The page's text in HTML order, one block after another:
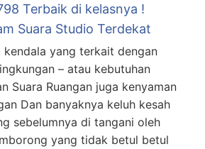
Terbaik di kelasnya !
Suara Studio Terdekat
kendala yang terkait dengan
– atau kebutuhan
Suara Ruangan juga kenyaman
Dan banyaknya keluh kesah
sebelumnya di tangani oleh
yang tidak betul betul